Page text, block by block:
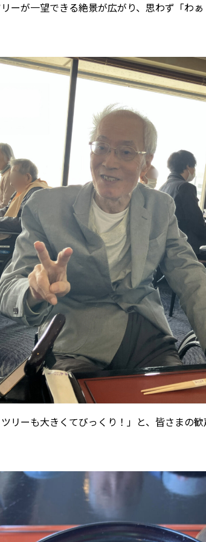
ーが一望できる絶景が広がり、思わず「わ
リーも大きくてびっくり！」と、皆さまの